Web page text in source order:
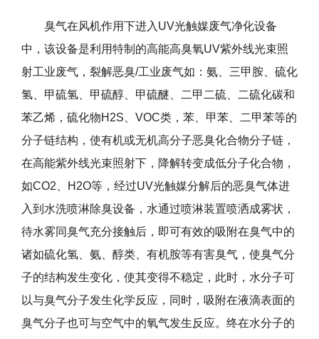
臭气在风机作用下进入UV光触媒废气净化设备
中，该设备是利用特制的高能高臭氧UV紫外线光束照
射工业废气，裂解恶臭/工业废气如：氨、三甲胺、硫化
氢、甲硫氢、甲硫醇、甲硫醚、二甲二硫、二硫化碳和
苯乙烯，硫化物H2S、VOC类，苯、甲苯、二甲苯等的
分子链结构，使有机或无机高分子恶臭化合物分子链，
在高能紫外线光束照射下，降解转变成低分子化合物，
如CO2、H2O等，经过UV光触媒分解后的恶臭气体进
入到水洗喷淋除臭设备，水通过喷淋装置喷洒成雾状，
待水雾同臭气充分接触后，即可有效的吸附在臭气中的
诸如硫化氢、氨、醇类、有机胺等有害臭气，使臭气分
子的结构发生变化，使其变得不稳定，此时，水分子可
以与臭气分子发生化学反应，同时，吸附在液滴表面的
臭气分子也可与空气中的氧气发生反应。终在水分子的